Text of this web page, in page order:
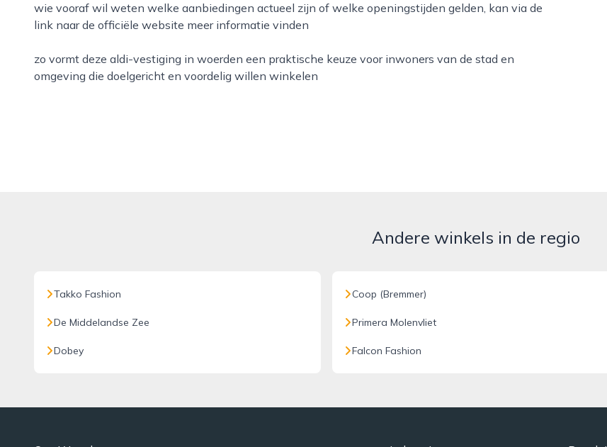
wie vooraf wil weten welke aanbiedingen actueel zijn of welke openingstijden gelden, kan via de
link naar de officiële website meer informatie vinden
zo vormt deze aldi-vestiging in woerden een praktische keuze voor inwoners van de stad en
omgeving die doelgericht en voordelig willen winkelen
Andere winkels in de regio
Takko Fashion
De Middelandse Zee
Dobey
Coop (Bremmer)
Primera Molenvliet
Falcon Fashion